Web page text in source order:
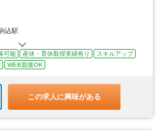
込駅
可能 産休・育休取得実績有り
スキルアップ
WEB面接OK
この求人に興味がある